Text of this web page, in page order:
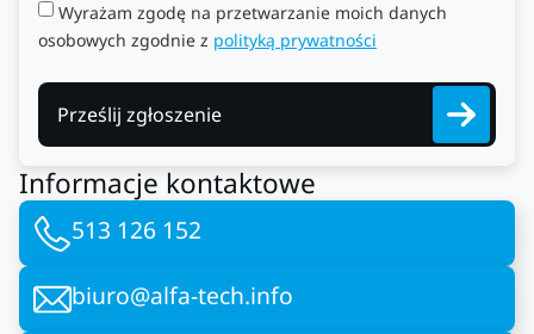
Wyrażam zgodę na przetwarzanie moich danych
osobowych zgodnie z polityką prywatności
Prześlij zgłoszenie
Informacje kontaktowe
513 126 152
biuro@alfa-tech.info